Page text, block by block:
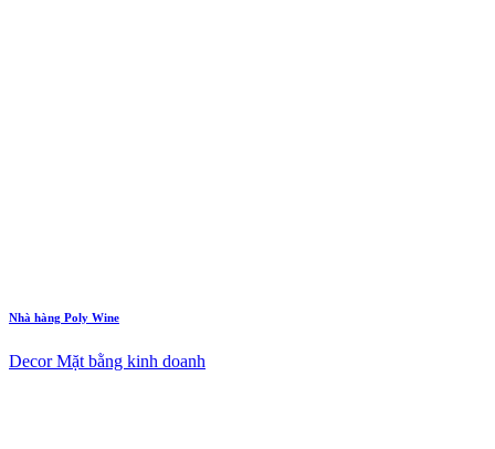
Nhà hàng Poly Wine
Decor Mặt bằng kinh doanh